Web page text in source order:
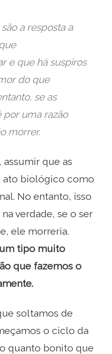
a resposta a
e que há suspiros
do que
se as
por uma razão
morrer.
que as
ato biológico como
No entanto, isso
verdade, se o ser
ele morreria.
tipo muito
que fazemos o
soltamos de
o ciclo da
quanto bonito que